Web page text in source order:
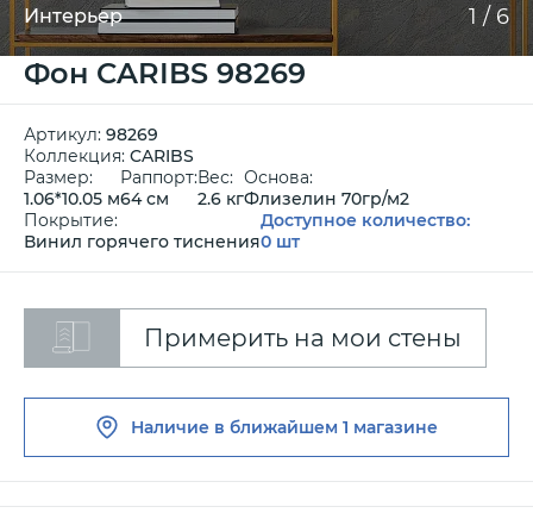
Интерьер 1 /6
Фон CARIBS 98269
Артикул: 98269
Коллекция: CARIBS
Размер:
1.06*10.05 м
Раппорт:
64 см
Вес:
2.6 кг
Основа:
Флизелин 70гр/м2
Покрытие:
Винил горячего тиснения
Доступное количество:
0 шт
Примерить на мои стены
Наличие в ближайшем 1 магазине